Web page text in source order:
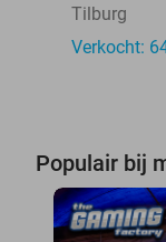
Tilburg
Verkocht:
Populair bij